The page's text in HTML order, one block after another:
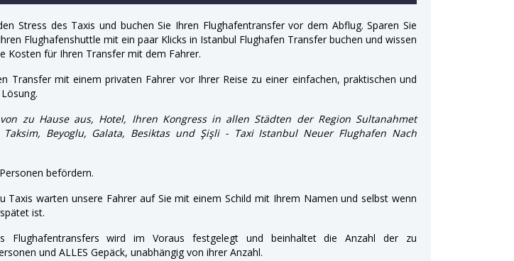
Stress des Taxis und buchen Sie Ihren Flughafentransfer vor dem Abflug. Sparen Sie
Flughafenshuttle mit ein paar Klicks in Istanbul Flughafen Transfer buchen und wissen
Kosten für Ihren Transfer mit dem Fahrer.
Transfer mit einem privaten Fahrer vor Ihrer Reise zu einer einfachen, praktischen und
zu Hause aus, Hotel, Ihren Kongress in allen Städten der Region Sultanahmet
Beyoglu, Galata, Besiktas und Şişli - Taxi Istanbul Neuer Flughafen Nach
befördern.
Taxis warten unsere Fahrer auf Sie mit einem Schild mit Ihrem Namen und selbst wenn
ist.
Flughafentransfers wird im Voraus festgelegt und beinhaltet die Anzahl der zu
und ALLES Gepäck, unabhängig von ihrer Anzahl.